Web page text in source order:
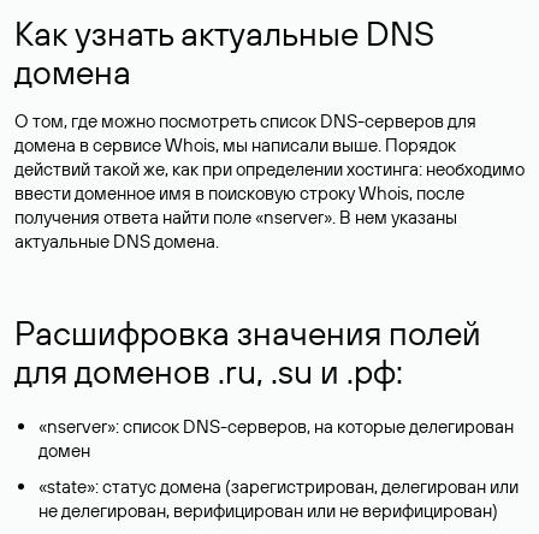
Как узнать актуальные DNS
домена
О том, где можно посмотреть список DNS-серверов для
домена в сервисе Whois, мы написали выше. Порядок
действий такой же, как при определении хостинга: необходимо
ввести доменное имя в поисковую строку Whois, после
получения ответа найти поле «nserver». В нем указаны
актуальные DNS домена.
Расшифровка значения полей
для доменов .ru, .su и .рф:
«nserver»: список DNS-серверов, на которые делегирован
домен
«state»: статус домена (зарегистрирован, делегирован или
не делегирован, верифицирован или не верифицирован)